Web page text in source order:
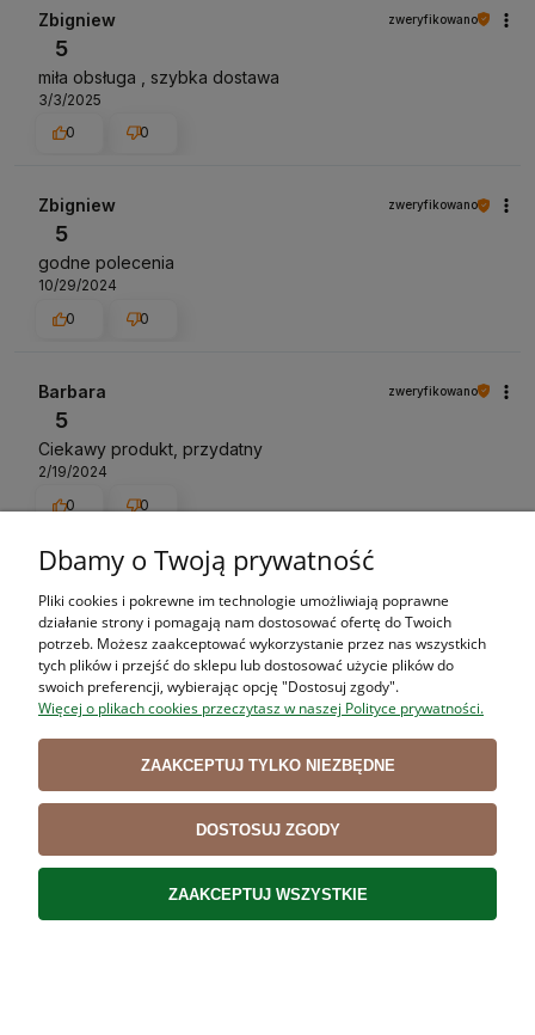
Zbigniew zweryfikowano
5
miła obsługa , szybka dostawa
3/3/2025
0
0
Zbigniew zweryfikowano
5
godne polecenia
10/29/2024
0
0
Barbara zweryfikowano
5
Ciekawy produkt, przydatny
2/19/2024
0
0
Piotr
5
Taka jaką chciałem :)
12/11/2023
0
0
zweryfikowano
5
Dbamy o Twoją prywatność
Pliki cookies i pokrewne im technologie umożliwiają poprawne
działanie strony i pomagają nam dostosować ofertę do Twoich
potrzeb. Możesz zaakceptować wykorzystanie przez nas wszystkich
tych plików i przejść do sklepu lub dostosować użycie plików do
swoich preferencji, wybierając opcję "Dostosuj zgody".
Więcej o plikach cookies przeczytasz w naszej Polityce prywatności.
ZAAKCEPTUJ TYLKO NIEZBĘDNE
DOSTOSUJ ZGODY
ZAAKCEPTUJ WSZYSTKIE